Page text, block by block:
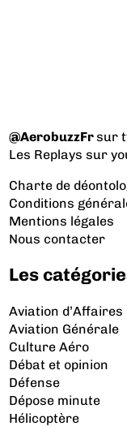
@AerobuzzFrsur
Les Replays sur
Charte de
Conditions
Mentions légales
Nous contacter
Les
Aviation d’Affaires
Aviation Générale
Culture Aéro
Débat et opinion
Défense
Dépose minute
Hélicoptère